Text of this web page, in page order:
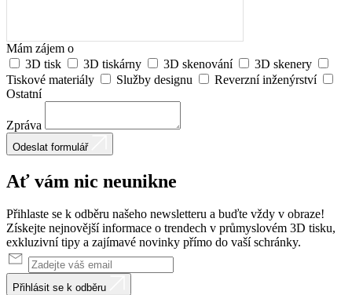
Mám zájem o
3D tisk
3D tiskárny 3D skenování
3D skenery
Tiskové materiály
Služby designu
Reverzní inženýrství
Ostatní
Zpráva
Odeslat formulář
Ať vám nic neunikne
Přihlaste se k odběru našeho newsletteru a buďte vždy v obraze!
Získejte nejnovější informace o trendech v průmyslovém 3D tisku,
exkluzivní tipy a zajímavé novinky přímo do vaší schránky.
Přihlásit se k odběru